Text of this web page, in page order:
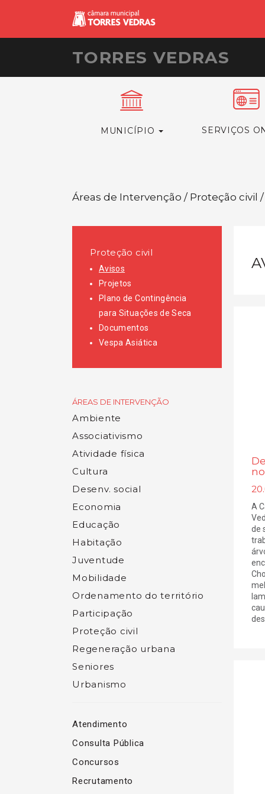
TORRES VEDRAS
MUNICÍPIO SERVIÇOS
Áreas de Intervenção / Proteção civil /
Proteção civil
Avisos
Projetos
Plano de Contingência
para Situações de Seca
Documentos
Vespa Asiática
ÁREAS DE INTERVENÇÃO
Ambiente
Associativismo
Atividade física
Cultura
Desenv. social
Economia
Educação
Habitação
Juventude
Mobilidade
Ordenamento do território
Participação
Proteção civil
Regeneração urbana
Seniores
Urbanismo
Atendimento
Consulta Pública
Concursos
Recrutamento
A
de